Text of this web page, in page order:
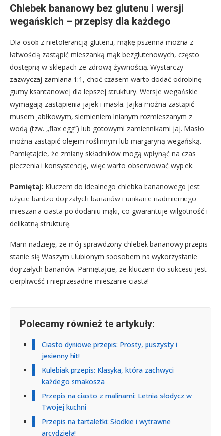
Chlebek bananowy bez glutenu i wersji
wegańskich – przepisy dla każdego
Dla osób z nietolerancją glutenu, mąkę pszenna można z
łatwością zastąpić mieszanką mąk bezglutenowych, często
dostępną w sklepach ze zdrową żywnością. Wystarczy
zazwyczaj zamiana 1:1, choć czasem warto dodać odrobinę
gumy ksantanowej dla lepszej struktury. Wersje wegańskie
wymagają zastąpienia jajek i masła. Jajka można zastąpić
musem jabłkowym, siemieniem lnianym rozmieszanym z
wodą (tzw. „flax egg”) lub gotowymi zamiennikami jaj. Masło
można zastąpić olejem roślinnym lub margaryną wegańską.
Pamiętajcie, że zmiany składników mogą wpłynąć na czas
pieczenia i konsystencję, więc warto obserwować wypiek.
Pamiętaj: Kluczem do idealnego chlebka bananowego jest
użycie bardzo dojrzałych bananów i unikanie nadmiernego
mieszania ciasta po dodaniu mąki, co gwarantuje wilgotność i
delikatną strukturę.
Mam nadzieję, że mój sprawdzony chlebek bananowy przepis
stanie się Waszym ulubionym sposobem na wykorzystanie
dojrzałych bananów. Pamiętajcie, że kluczem do sukcesu jest
cierpliwość i nieprzesadne mieszanie ciasta!
Polecamy również te artykuły:
Ciasto dyniowe przepis: Prosty, puszysty i
jesienny hit!
Kulebiak przepis: Klasyka, która zachwyci
każdego smakosza
Przepis na ciasto z malinami: Letnia słodycz w
Twojej kuchni
Przepis na tartaletki: Słodkie i wytrawne
arcydzieła!